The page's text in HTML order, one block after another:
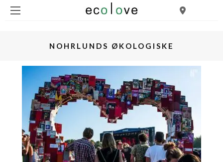
NOHRLUNDS ØKOLOGISKE